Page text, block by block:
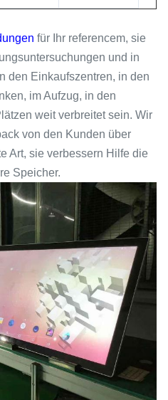
für Ihr referencem, sie
und in
den Einkaufszentren, in den
im Aufzug, in den
weit verbreitet sein. Wir
von den Kunden über
Art, sie verbessern Hilfe die
Speicher.